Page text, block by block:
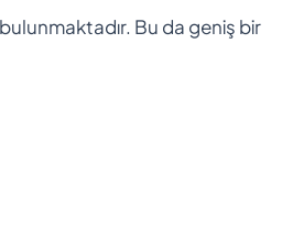
Bu da geniş bir